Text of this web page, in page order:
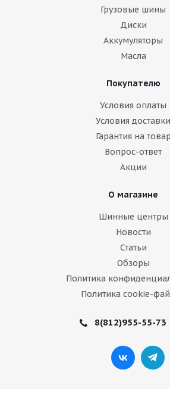
Antares Grip 20 225/55 R17 101H
Antares Ingens A1 225/55 R17 101V
Грузовые шины
Диски
Аккумуляторы
Масла
Покупателю
Условия оплаты
Условия доставки
Гарантия на товар
Вопрос-ответ
Акции
О магазине
Шинные центры
Новости
Статьи
Обзоры
Политика
Политика cookie-
8(812)955-55-73